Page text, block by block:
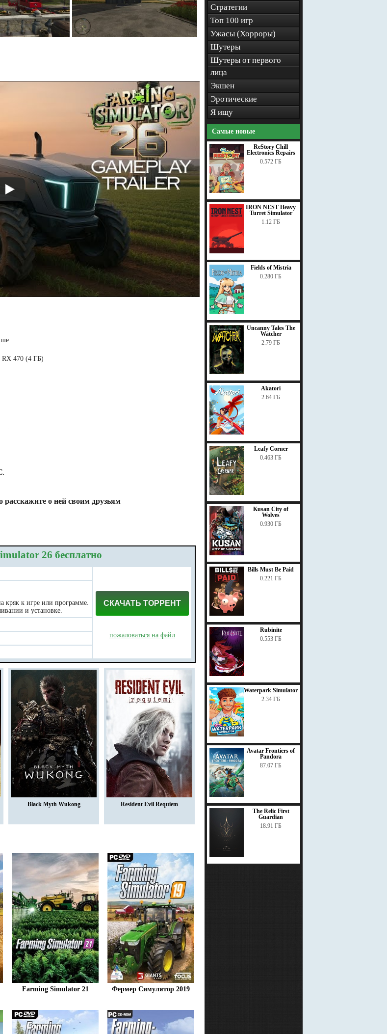
RX 470 (4 ГБ)
расскажите о ней своим друзьям
26 бесплатно
СКАЧАТЬ ТОРРЕНТ
пожаловаться на файл
кряк к игре или программе.
и установке.
Black Myth Wukong Resident Evil Requiem
Farming Simulator 21 Фермер Симулятор 2019
Стратегии
Топ 100 игр
Ужасы (Хорроры)
Шутеры
Шутеры от первого
лица
Экшен
Эротические
Я ищу
Самые новые
ReStory Chill
Electronics Repairs
0.572 ГБ
IRON NEST Heavy
Turret Simulator
1.12 ГБ
Fields of Mistria
0.280 ГБ
Uncanny Tales The
Watcher
2.79 ГБ
Akatori
2.64 ГБ
Leafy Corner
0.463 ГБ
Kusan City of
Wolves
0.930 ГБ
Bills Must Be Paid
0.221 ГБ
Rubinite
0.553 ГБ
Waterpark Simulator
2.34 ГБ
Avatar Frontiers of
Pandora
87.07 ГБ
The Relic First
Guardian
18.91 ГБ